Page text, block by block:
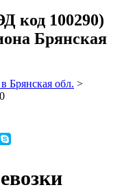
100290)
Брянская
Брянская обл. >